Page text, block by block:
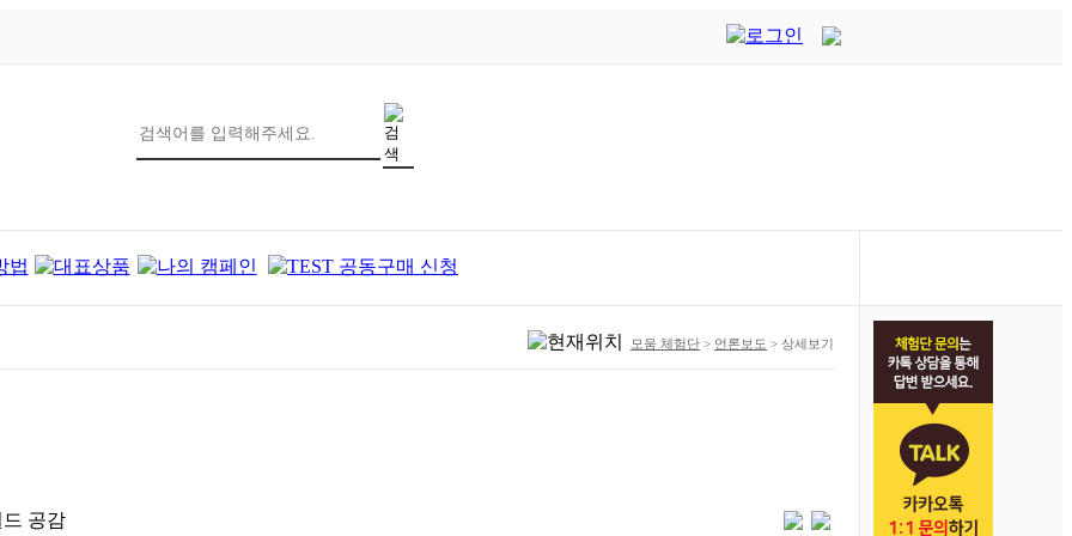
모움 체험단 > 언론보도 > 상세보기